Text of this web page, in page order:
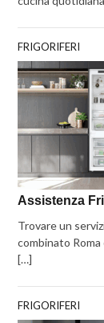
FRIGORIFERI
Assistenza
Trovare un
combinato
[…]
FRIGORIFERI